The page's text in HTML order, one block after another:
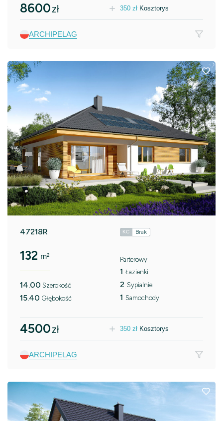
8600zł 350 zł Kosztorys
ARCHIPELAG
47218R KC Brak
132 m²
14.00 Szerokość
15.40 Głębokość
Parterowy
1 Łazienki
2 Sypialnie
1 Samochody
4500zł 350 zł Kosztorys
ARCHIPELAG